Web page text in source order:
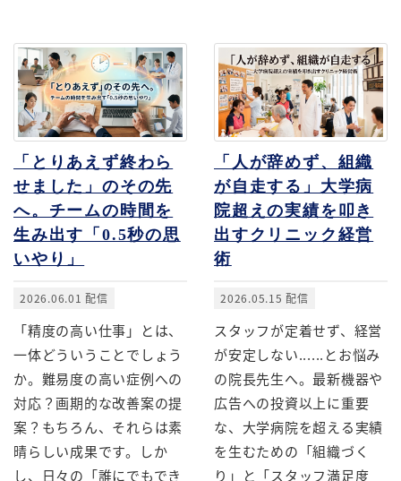
「とりあえず終わら
せました」のその先
へ。チームの時間を
生み出す「0.5秒の思
いやり」
2026.06.01 配信
「精度の高い仕事」とは、
一体どういうことでしょう
か。難易度の高い症例への
対応？画期的な改善案の提
案？もちろん、それらは素
晴らしい成果です。しか
し、日々の「誰にでもでき
「人が辞めず、組織
が自走する」大学病
院超えの実績を叩き
出すクリニック経営
術
2026.05.15 配信
スタッフが定着せず、経営
が安定しない......とお悩み
の院長先生へ。最新機器や
広告への投資以上に重要
な、大学病院を超える実績
を生むための「組織づく
り」と「スタッフ満足度